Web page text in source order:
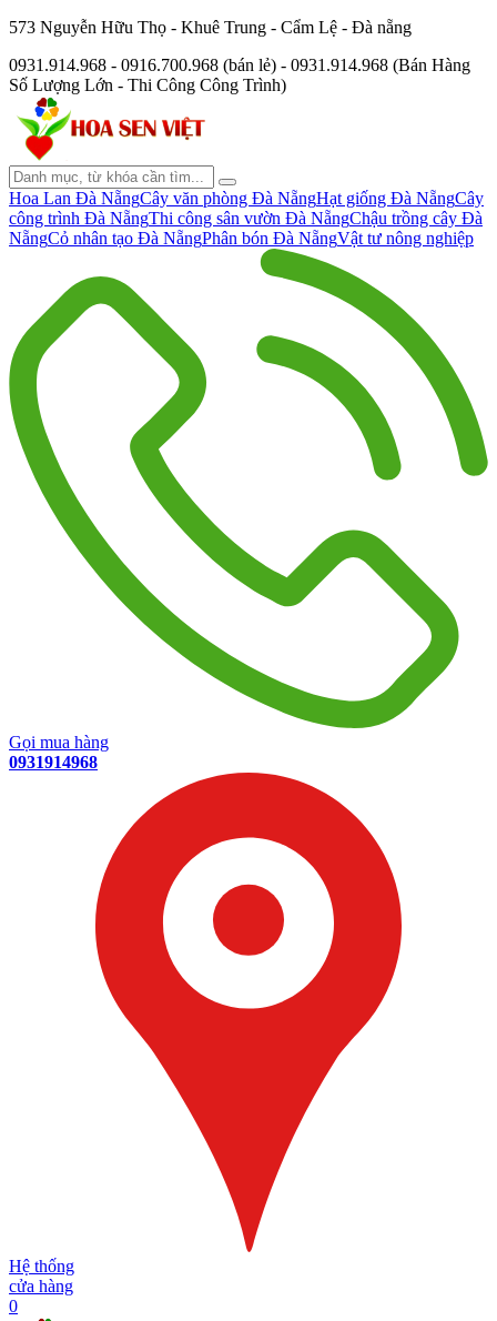
573 Nguyễn Hữu Thọ - Khuê Trung - Cẩm Lệ - Đà nẵng
0931.914.968 - 0916.700.968 (bán lẻ) - 0931.914.968 (Bán Hàng
Số Lượng Lớn - Thi Công Công Trình)
Hoa Lan Đà NẵngCây văn phòng Đà NẵngHạt giống Đà NẵngCây
công trình Đà NẵngThi công sân vườn Đà NẵngChậu trồng cây Đà
NẵngCỏ nhân tạo Đà NẵngPhân bón Đà NẵngVật tư nông nghiệp
Gọi mua hàng
0931914968
Hệ thống
cửa hàng
0